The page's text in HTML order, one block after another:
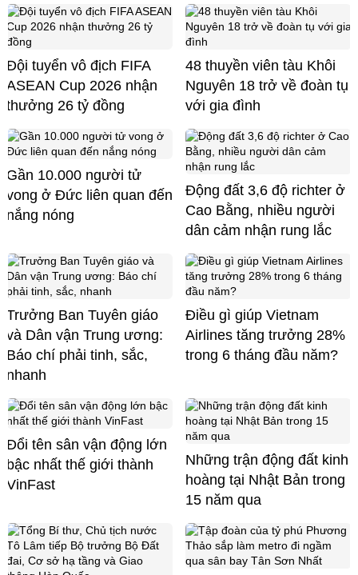
Đội tuyển vô địch FIFA
ASEAN Cup 2026 nhận
thưởng 26 tỷ đồng
48 thuyền viên tàu Khôi
Nguyên 18 trở về đoàn tụ
với gia đình
Gần 10.000 người tử
vong ở Đức liên quan đến
nắng nóng
Động đất 3,6 độ richter ở
Cao Bằng, nhiều người
dân cảm nhận rung lắc
Trưởng Ban Tuyên giáo
và Dân vận Trung ương:
Báo chí phải tinh, sắc,
nhanh
Điều gì giúp Vietnam
Airlines tăng trưởng 28%
trong 6 tháng đầu năm?
Đổi tên sân vận động lớn
bậc nhất thế giới thành
VinFast
Những trận động đất kinh
hoàng tại Nhật Bản trong
15 năm qua